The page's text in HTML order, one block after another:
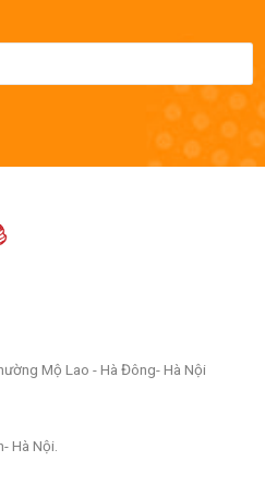
Mộ Lao - Hà Đông- Hà Nội
Hà Nội.